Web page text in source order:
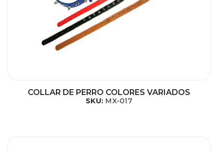
COLLAR DE PERRO COLORES VARIADOS
SKU: MX-017